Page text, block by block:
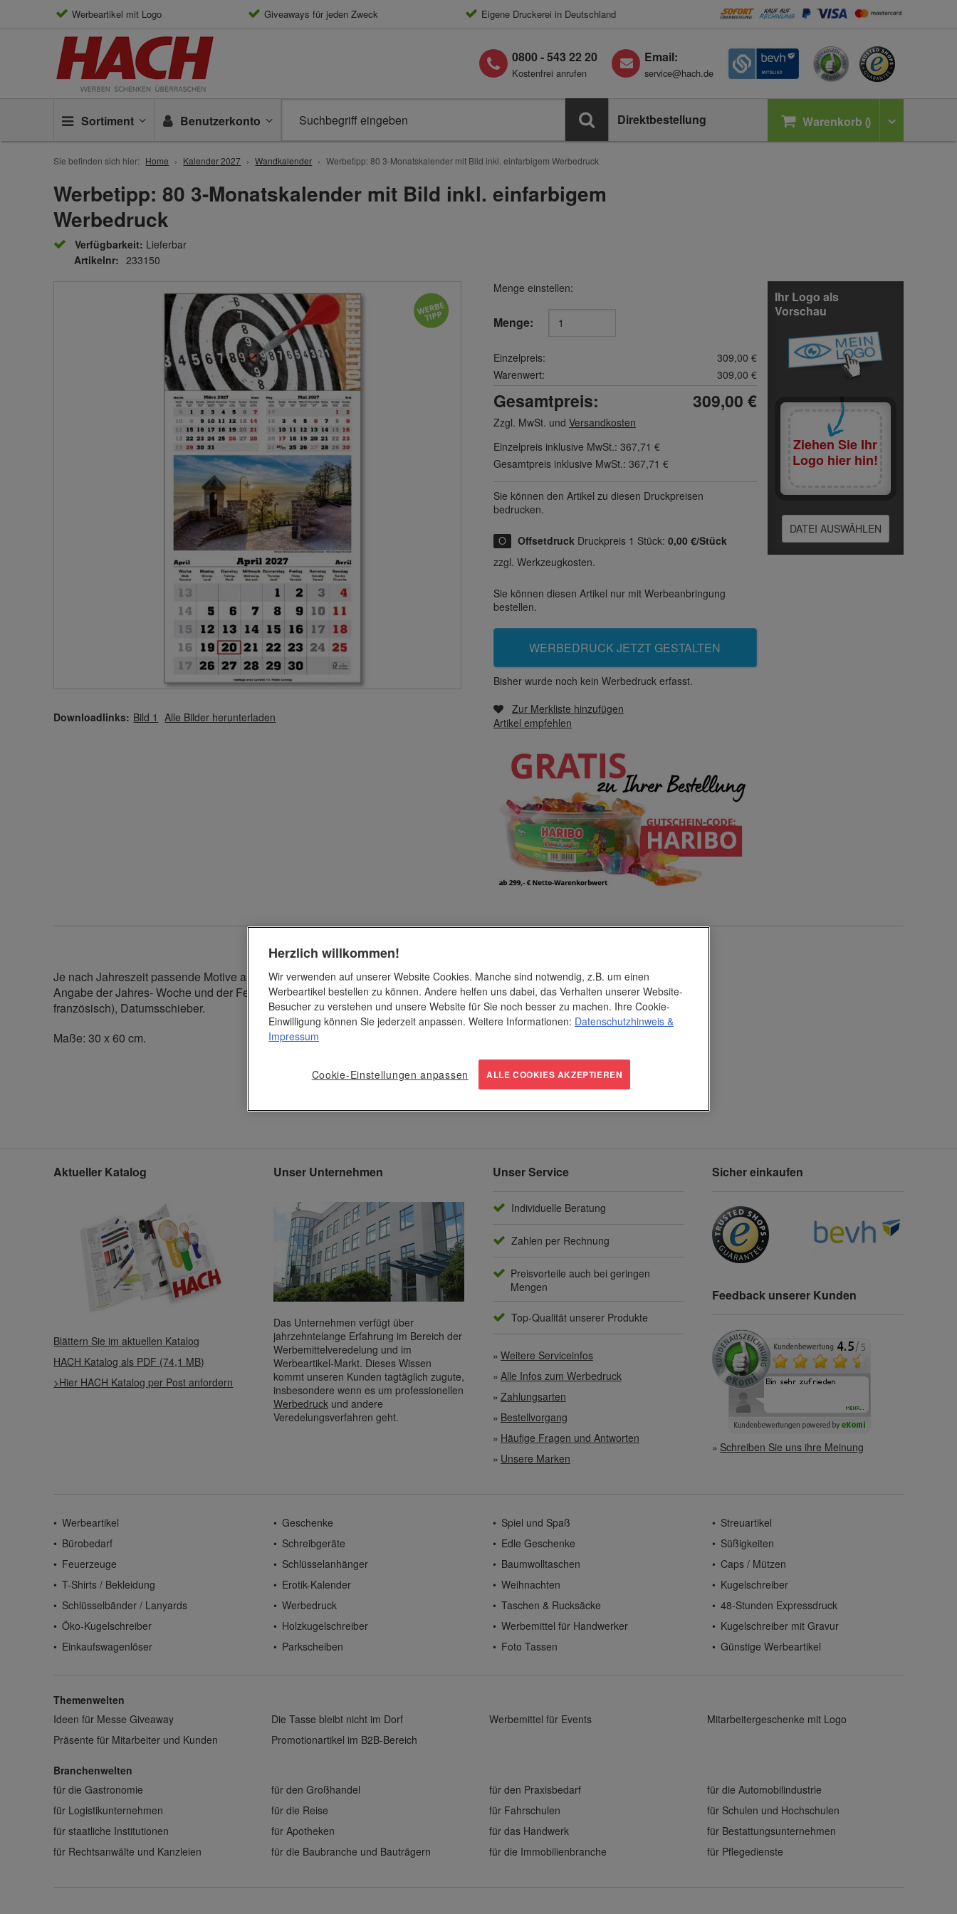
Werbeartikel mit Logo Giveaways für jeden Zweck Eigene Druckerei in Deutschland
0800 - 543 22 20
Kostenfrei anrufen
Email:
service@hach.de
Sortiment Warenkorb
Benutzerkonto Direktbestellung
Sie befinden sich hier: Home Kalender 2027 Wandkalender Werbetipp: 80 3-Monatskalender mit Bild inkl. einfarbigem Werbedruck
Werbetipp: 80 3-Monatskalender mit Bild inkl. einfarbigem
Werbedruck
Verfügbarkeit: Lieferbar
Artikelnr: 233150
Downloadlinks: Bild 1 Alle Bilder herunterladen
Menge einstellen:
Menge:
Einzelpreis:
309,00 €
Warenwert:
309,00 €
Gesamtpreis: 309,00 €
Zzgl. MwSt. und Versandkosten
Einzelpreis inklusive MwSt.: 367,71 €
Gesamtpreis inklusive MwSt.: 367,71 €
Sie können den Artikel zu diesen Druck­preisen
bedrucken.
Offsetdruck Druckpreis 1 Stück: 0,00 €/Stück
zzgl. Werkzeugkosten.
Sie können diesen Artikel nur mit Werbeanbringung
bestellen.
WERBEDRUCK JETZT GESTALTEN
Bisher wurde noch kein Werbedruck erfasst.
Zur Merkliste hinzufügen
Artikel empfehlen
Ihr Logo als
Vorschau
Ziehen Sie Ihr
Logo hier hin!
DATEI AUSWÄHLEN
Je nach Jahreszeit passende Motive auf den 12 einzelnen Kalenderblättern. Mit
Angabe der Jahres- Woche und der Feiertage, 3-sprachig (deutsch, englisch,
französisch), Datumsschieber.
Maße: 30 x 60 cm.
Aktueller Katalog
Blättern Sie im aktuellen Katalog
HACH Katalog als PDF (74,1 MB)
>Hier HACH Katalog per Post anfordern
Unser Unternehmen
Das Unternehmen verfügt über
jahrzehntelange Erfahrung im Bereich der
Werbemittelveredelung und im
Werbeartikel-Markt. Dieses Wissen
kommt unseren Kunden tagtäglich zugute,
insbesondere wenn es um professionellen
Werbedruck und andere
Veredelungsverfahren geht.
Unser Service
Individuelle Beratung
Zahlen per Rechnung
Preisvorteile auch bei geringen
Mengen
Top-Qualität unserer Produkte
Weitere Serviceinfos
Alle Infos zum Werbedruck
Zahlungsarten
Bestellvorgang
Häufige Fragen und Antworten
Unsere Marken
Sicher einkaufen
Feedback unserer Kunden
Schreiben Sie uns ihre Meinung
Werbeartikel Geschenke Spiel und Spaß
Streuartikel
Bürobedarf
Schreibgeräte Edle Geschenke
Süßigkeiten
Feuerzeuge
Schlüsselanhänger Baumwolltaschen
Caps / Mützen
T-Shirts / Bekleidung
Erotik-Kalender Weihnachten
Kugelschreiber
Schlüsselbänder / Lanyards
Werbedruck Taschen & Rucksäcke
48-Stunden Expressdruck
Öko-Kugelschreiber
Holzkugelschreiber Werbemittel für Handwerker
Kugelschreiber mit Gravur
Einkaufswagenlöser
Parkscheiben Foto Tassen Günstige Werbeartikel
Themenwelten
Ideen für Messe Giveaway
Die Tasse bleibt nicht im Dorf Werbemittel für Events
Mitarbeitergeschenke mit Logo
Präsente für Mitarbeiter und Kunden
Promotionartikel im B2B-Bereich
Branchenwelten
für die Gastronomie
für den Großhandel für den Praxisbedarf
für die Automobilindustrie
für Logistikunternehmen
für die Reise für Fahrschulen
für Schulen und Hochschulen
für staatliche Institutionen
für Apotheken für das Handwerk
für Bestattungsunternehmen
für Rechtsanwälte und Kanzleien
für die Baubranche und Bauträgern für die Immobilienbranche für Pflegedienste
Herzlich willkommen!
Wir verwenden auf unserer Website Cookies. Manche sind notwendig, z.B. um einen
Werbeartikel bestellen zu können. Andere helfen uns dabei, das Verhalten unserer Website-
Besucher zu verstehen und unsere Website für Sie noch besser zu machen. Ihre Cookie-
Einwilligung können Sie jederzeit anpassen. Weitere Informationen: Datenschutzhinweis &
Impressum
Cookie-Einstellungen anpassen ALLE COOKIES AKZEPTIEREN